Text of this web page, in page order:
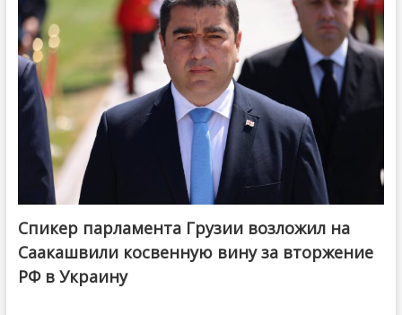
Спикер парламента Грузии возложил на
Саакашвили косвенную вину за вторжение
РФ в Украину